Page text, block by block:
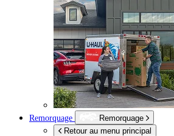
Remorquage
Remorquage
Retour au menu principal